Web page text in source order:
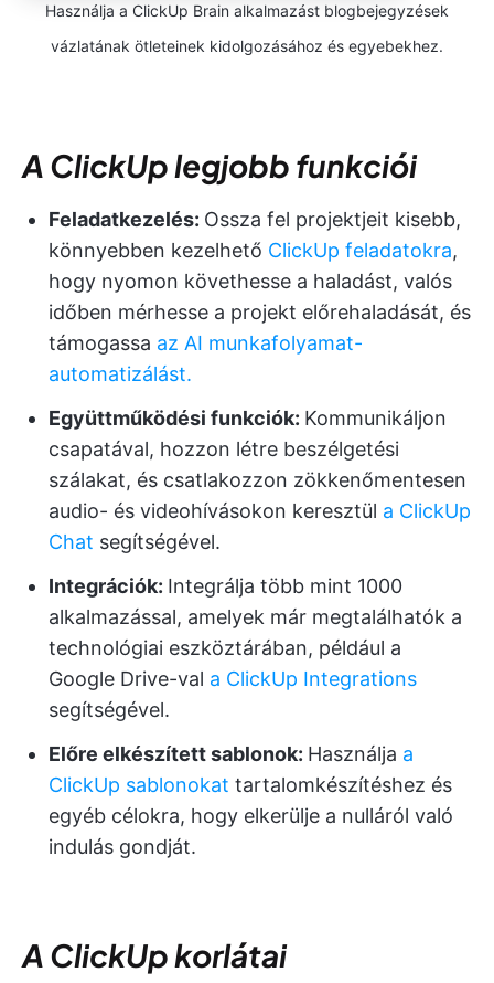
Használja a ClickUp Brain alkalmazást blogbejegyzések
vázlatának ötleteinek kidolgozásához és egyebekhez.
A ClickUp legjobb funkciói
Feladatkezelés: Ossza fel projektjeit kisebb,
könnyebben kezelhető ClickUp feladatokra,
hogy nyomon követhesse a haladást, valós
időben mérhesse a projekt előrehaladását, és
támogassa az AI munkafolyamat-
automatizálást.
Együttműködési funkciók: Kommunikáljon
csapatával, hozzon létre beszélgetési
szálakat, és csatlakozzon zökkenőmentesen
audio- és videohívásokon keresztül a ClickUp
Chat segítségével.
Integrációk: Integrálja több mint 1000
alkalmazással, amelyek már megtalálhatók a
technológiai eszköztárában, például a
Google Drive-val a ClickUp Integrations
segítségével.
Előre elkészített sablonok: Használja a
ClickUp sablonokat tartalomkészítéshez és
egyéb célokra, hogy elkerülje a nulláról való
indulás gondját.
A ClickUp korlátai